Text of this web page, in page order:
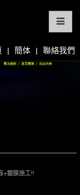
| 簡体 | 聯絡我們
+鍍膜施工!!